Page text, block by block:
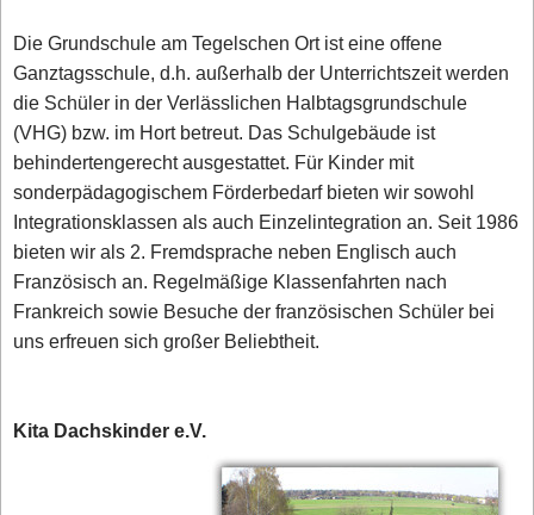
Die Grundschule am Tegelschen Ort ist eine offene
Ganztagsschule, d.h. außerhalb der Unterrichtszeit werden
die Schüler in der Verlässlichen Halbtagsgrundschule
(VHG) bzw. im Hort betreut. Das Schulgebäude ist
behindertengerecht ausgestattet. Für Kinder mit
sonderpädagogischem Förderbedarf bieten wir sowohl
Integrationsklassen als auch Einzelintegration an. Seit 1986
bieten wir als 2. Fremdsprache neben Englisch auch
Französisch an. Regelmäßige Klassenfahrten nach
Frankreich sowie Besuche der französischen Schüler bei
uns erfreuen sich großer Beliebtheit.
Kita Dachskinder e.V.